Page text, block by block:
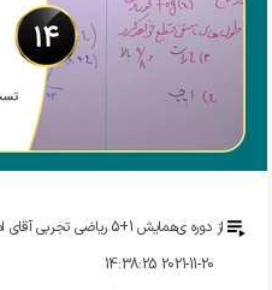
از دوره یهمایش 1+5 ریاضی تجربی آقای امینی راد
2021-11-20 14:38:25